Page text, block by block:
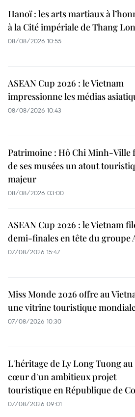
Hanoï : les arts martiaux à
à la Cité impériale de Thang
08/08/2026 10:55
ASEAN Cup 2026 : le Vietnam
impressionne les médias
08/08/2026 10:43
Patrimoine : Hô Chi Minh-Ville
de ses musées un atout
majeur
08/08/2026 03:00
ASEAN Cup 2026 : le Vietnam
demi-finales en tête du groupe
07/08/2026 15:47
Miss Monde 2026 offre au
une vitrine touristique
07/08/2026 10:30
L'héritage de Ly Long Tuong au
cœur d'un ambitieux projet
touristique en République de
07/08/2026 09:01